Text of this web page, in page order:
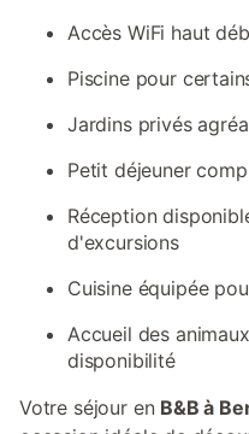
Accès WiFi haut
Piscine pour
Jardins privés
Petit déjeuner
Réception
d'excursions
Cuisine équipée
Accueil des
disponibilité
Votre séjour en B&B à